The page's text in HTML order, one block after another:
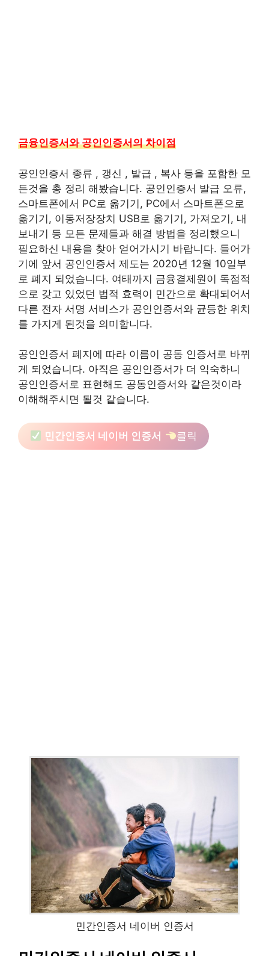
금융인증서와 공인인증서의 차이점
공인인증서 종류 , 갱신 , 발급 , 복사 등을 포함한 모
든것을 총 정리 해봤습니다. 공인인증서 발급 오류,
스마트폰에서 PC로 옮기기, PC에서 스마트폰으로
옮기기, 이동저장장치 USB로 옮기기, 가져오기, 내
보내기 등 모든 문제들과 해결 방법을 정리했으니
필요하신 내용을 찾아 얻어가시기 바랍니다. 들어가
기에 앞서 공인인증서 제도는 2020년 12월 10일부
로 폐지 되었습니다. 여태까지 금융결제원이 독점적
으로 갖고 있었던 법적 효력이 민간으로 확대되어서
다른 전자 서명 서비스가 공인인증서와 균등한 위치
를 가지게 된것을 의미합니다.
공인인증서 폐지에 따라 이름이 공동 인증서로 바뀌
게 되었습니다. 아직은 공인인증서가 더 익숙하니
공인인증서로 표현해도 공동인증서와 같은것이라
이해해주시면 될것 같습니다.
민간인증서 네이버 인증서 클릭
민간인증서 네이버 인증서